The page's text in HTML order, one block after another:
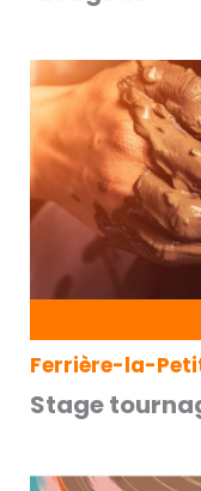
Ferrière-la-
Stage